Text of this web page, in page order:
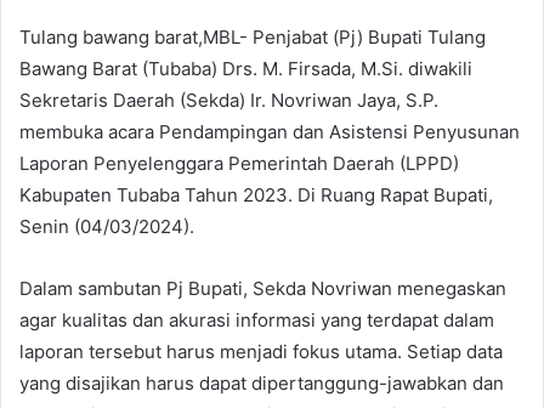
Tulang bawang barat,MBL- Penjabat (Pj) Bupati Tulang
Bawang Barat (Tubaba) Drs. M. Firsada, M.Si. diwakili
Sekretaris Daerah (Sekda) Ir. Novriwan Jaya, S.P.
membuka acara Pendampingan dan Asistensi Penyusunan
Laporan Penyelenggara Pemerintah Daerah (LPPD)
Kabupaten Tubaba Tahun 2023. Di Ruang Rapat Bupati,
Senin (04/03/2024).
Dalam sambutan Pj Bupati, Sekda Novriwan menegaskan
agar kualitas dan akurasi informasi yang terdapat dalam
laporan tersebut harus menjadi fokus utama. Setiap data
yang disajikan harus dapat dipertanggung-jawabkan dan